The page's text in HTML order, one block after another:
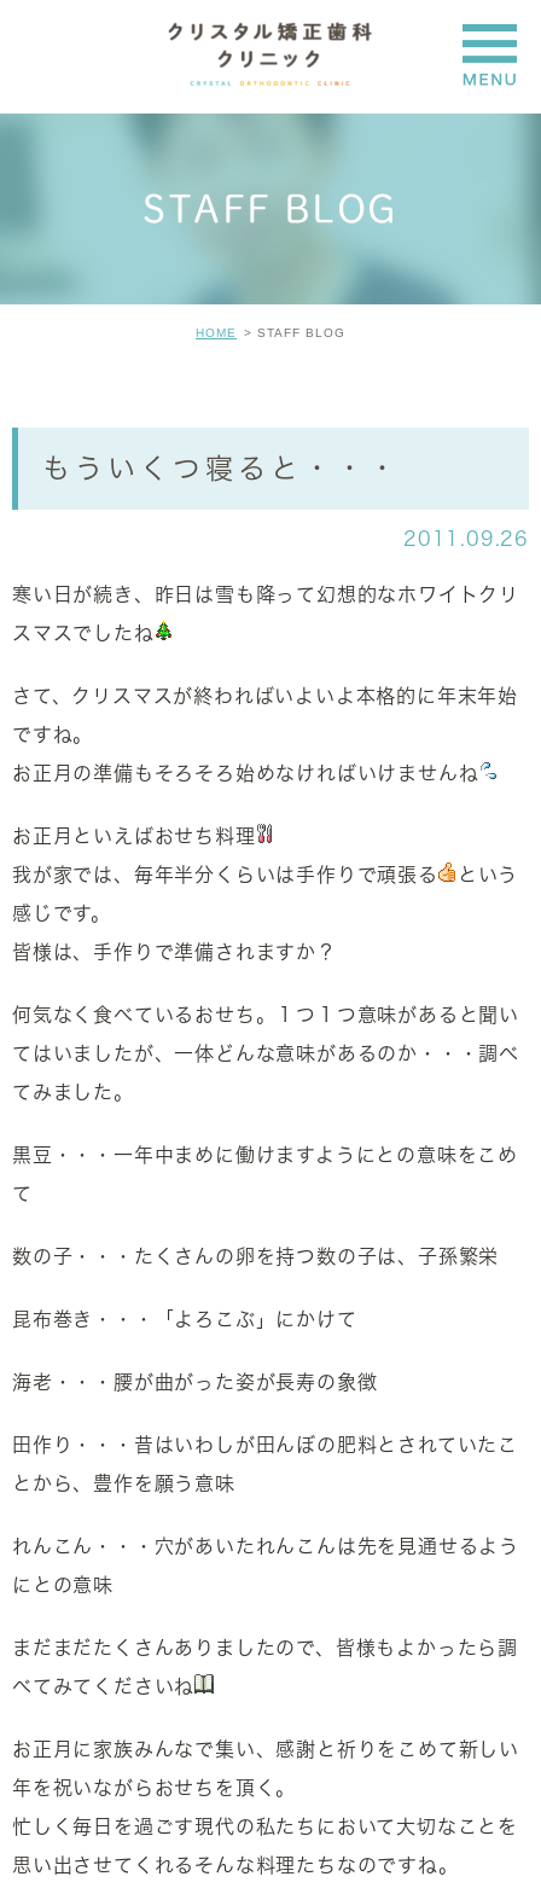
STAFF BLOG
HOME STAFF BLOG
もういくつ寝ると・・・
2011.09.26
寒い日が続き、昨日は雪も降って幻想的なホワイトクリ
スマスでしたね
さて、クリスマスが終わればいよいよ本格的に年末年始
ですね。
お正月の準備もそろそろ始めなければいけませんね
お正月といえばおせち料理
我が家では、毎年半分くらいは手作りで頑張る
という
感じです。
皆様は、手作りで準備されますか？
何気なく食べているおせち。１つ１つ意味があると聞い
てはいましたが、一体どんな意味があるのか・・・調べ
てみました。
黒豆・・・一年中まめに働けますようにとの意味をこめ
て
数の子・・・たくさんの卵を持つ数の子は、子孫繁栄
昆布巻き・・・「よろこぶ」にかけて
海老・・・腰が曲がった姿が長寿の象徴
田作り・・・昔はいわしが田んぼの肥料とされていたこ
とから、豊作を願う意味
れんこん・・・穴があいたれんこんは先を見通せるよう
にとの意味
まだまだたくさんありましたので、皆様もよかったら調
べてみてくださいね
お正月に家族みんなで集い、感謝と祈りをこめて新しい
年を祝いながらおせちを頂く。
忙しく毎日を過ごす現代の私たちにおいて大切なことを
思い出させてくれるそんな料理たちなのですね。